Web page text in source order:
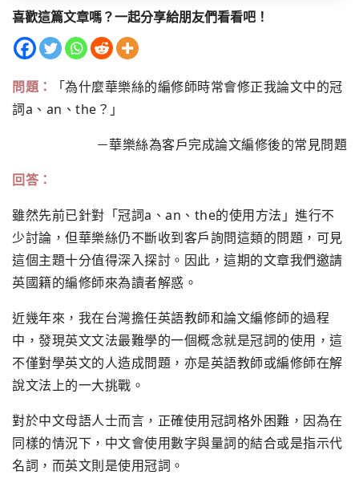
喜歡這篇文章嗎？一起分享給朋友們看看吧！
問題：
「為什麼華樂絲的編修師時常會修正我論文中的冠
詞a、an、the？」
－華樂絲為客戶完成論文編修後的常見問題
回答：
雖然先前已針對「冠詞a、an、the的使用方法」進行不
少討論，但華樂絲仍不斷收到客戶詢問這類的問題，可見
這個主題十分值得深入探討。因此，這期的文章我們邀請
英國籍的編修師來為讀者解惑。
近幾年來，我在台灣擔任英語教師和論文編修師的過程
中，發現英文文法最難學的一個概念就是冠詞的使用，這
不僅對學英文的人造成問題，亦是英語教師或編修師在解
說文法上的一大挑戰。
對於中文母語人士而言，正確使用冠詞格外困難，因為在
同樣的情況下，中文會使用數字與量詞的結合或是指示代
名詞，而英文則是使用冠詞。